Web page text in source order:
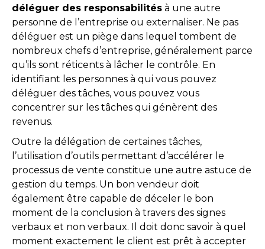
déléguer des responsabilités à une autre
personne de l’entreprise ou externaliser. Ne pas
déléguer est un piège dans lequel tombent de
nombreux chefs d’entreprise, généralement parce
qu’ils sont réticents à lâcher le contrôle. En
identifiant les personnes à qui vous pouvez
déléguer des tâches, vous pouvez vous
concentrer sur les tâches qui génèrent des
revenus.
Outre la délégation de certaines tâches,
l’utilisation d’outils permettant d’accélérer le
processus de vente constitue une autre astuce de
gestion du temps. Un bon vendeur doit
également être capable de déceler le bon
moment de la conclusion à travers des signes
verbaux et non verbaux. Il doit donc savoir à quel
moment exactement le client est prêt à accepter